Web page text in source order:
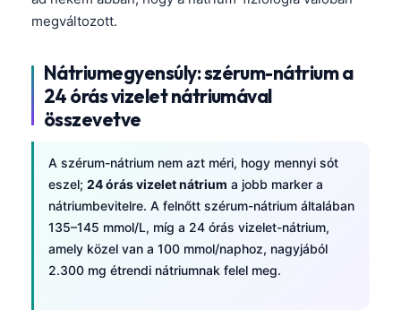
megváltozott.
Nátriumegyensúly: szérum-nátrium a
24 órás vizelet nátriumával
összevetve
A szérum-nátrium nem azt méri, hogy mennyi sót
eszel; 24 órás vizelet nátrium a jobb marker a
nátriumbevitelre. A felnőtt szérum-nátrium általában
135–145 mmol/L, míg a 24 órás vizelet-nátrium,
amely közel van a 100 mmol/naphoz, nagyjából
2.300 mg étrendi nátriumnak felel meg.